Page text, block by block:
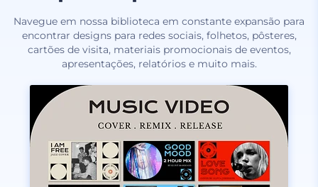
Navegue em nossa biblioteca em constante expansão para
encontrar designs para redes sociais, folhetos, pôsteres,
cartões de visita, materiais promocionais de eventos,
apresentações, relatórios e muito mais.